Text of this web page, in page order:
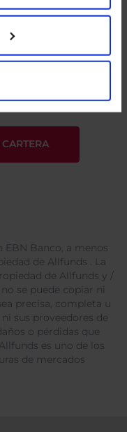
y consiento el
EBN Banco, a menos
de Allfunds . La
de Allfunds y /
se puede copiar ni
precisa, completa u
sus proveedores de
o pérdidas que
es uno de los
de mercados